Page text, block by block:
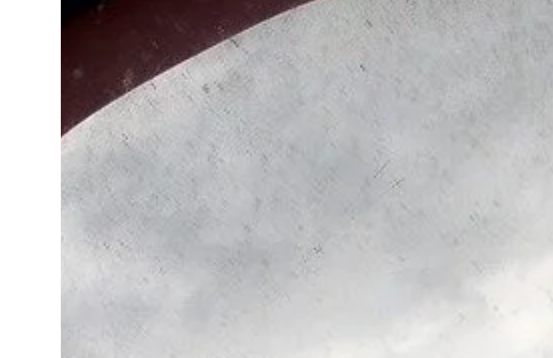
04 | 11 | 2021
Co zrobić, żeby instalacja
hydrauliczna działała bez zarzutów?
Instalacje hydrauliczne możemy
spotkać chociażby w dużych zakładach
przemysłowych. To właśnie one pełnią
jedną z najważniejszych funkcji podczas
Designerskie meble
W domowych
względem stylistyki.